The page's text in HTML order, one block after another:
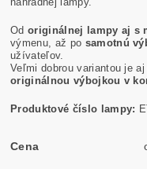
Odoriginálnej lampy aj s
výmenu, až po samotnú
užívateľov.
Veľmi dobrou variantou je
originálnou výbojkou v
Produktové číslo lampy:
Cena